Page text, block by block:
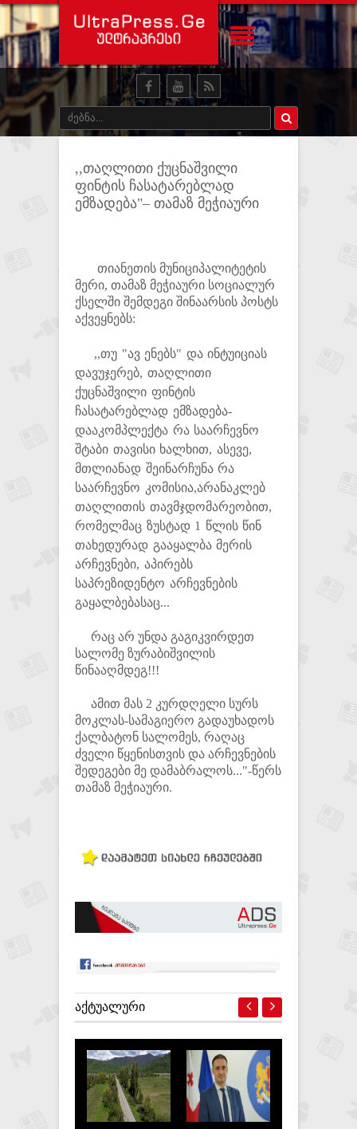
,,თაღლითი ქუცნაშვილი
ფინტის ჩასატარებლად
ემზადება"– თამაზ მეჭიაური
თიანეთის მუნიციპალიტეტის
მერი, თამაზ მეჭიაური სოციალურ
ქსელში შემდეგი შინაარსის პოსტს
აქვეყნებს:
,,თუ "ავ ენებს" და ინტუიციას
დავუჯერებ, თაღლითი
ქუცნაშვილი ფინტის
ჩასატარებლად ემზადება-
დააკომპლექტა რა საარჩევნო
შტაბი თავისი ხალხით, ასევე,
მთლიანად შეინარჩუნა რა
საარჩევნო კომისია,არანაკლებ
თაღლითის თავმჯდომარეობით,
რომელმაც ზუსტად 1 წლის წინ
თახედურად გააყალბა მერის
არჩევნები, აპირებს
საპრეზიდენტო არჩევნების
გაყალბებასაც...
რაც არ უნდა გაგიკვირდეთ
სალომე ზურაბიშვილის
წინააღმდეგ!!!
ამით მას 2 კურდღელი სურს
მოკლას-სამაგიერო გადაუხადოს
ქალბატონ სალომეს, რაღაც
ძველი წყენისთვის და არჩევნების
შედეგები მე დამაბრალოს..."-წერს
თამაზ მეჭიაური.
ᲐᲥᲢᲣᲐᲚᲣᲠᲘ